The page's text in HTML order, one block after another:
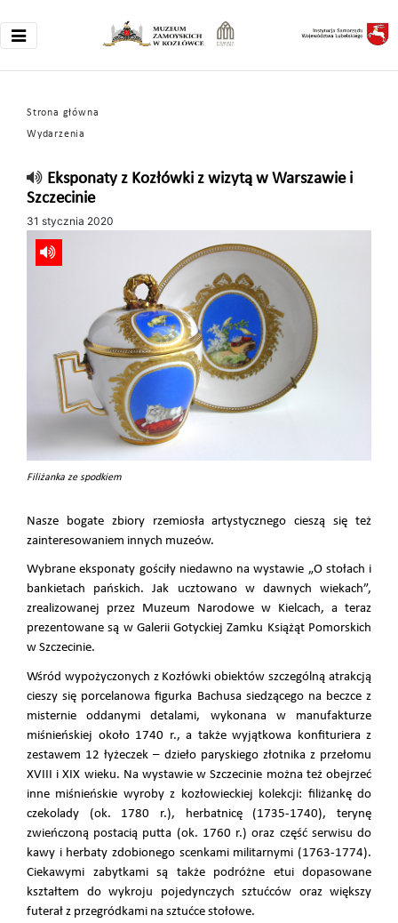
Strona główna
Wydarzenia
Eksponaty z Kozłówki z wizytą w Warszawie i
Szczecinie
31 stycznia 2020
Filiżanka ze spodkiem
Nasze bogate zbiory rzemiosła artystycznego cieszą się też
zainteresowaniem innych muzeów.
Wybrane eksponaty gościły niedawno na wystawie „O stołach i
bankietach pańskich. Jak ucztowano w dawnych wiekach”,
zrealizowanej przez Muzeum Narodowe w Kielcach, a teraz
prezentowane są w Galerii Gotyckiej Zamku Książąt Pomorskich
w Szczecinie.
Wśród wypożyczonych z Kozłówki obiektów szczególną atrakcją
cieszy się porcelanowa figurka Bachusa siedzącego na beczce z
misternie oddanymi detalami, wykonana w manufakturze
miśnieńskiej około 1740 r., a także wyjątkowa konfituriera z
zestawem 12 łyżeczek – dzieło paryskiego złotnika z przełomu
XVIII i XIX wieku. Na wystawie w Szczecinie można też obejrzeć
inne miśnieńskie wyroby z kozłowieckiej kolekcji: filiżankę do
czekolady (ok. 1780 r.), herbatnicę (1735-1740), terynę
zwieńczoną postacią putta (ok. 1760 r.) oraz część serwisu do
kawy i herbaty zdobionego scenkami militarnymi (1763-1774).
Ciekawymi zabytkami są także podróżne etui dopasowane
kształtem do wykroju pojedynczych sztućców oraz większy
futerał z przegródkami na sztućce stołowe.